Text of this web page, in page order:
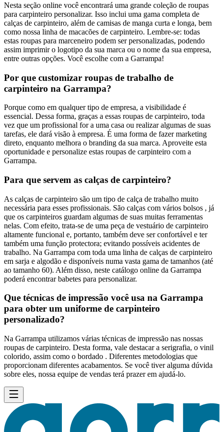
Nesta seção online você encontrará uma grande coleção de roupas
para carpinteiro personalizar. Isso inclui uma gama completa de
calças de carpinteiro, além de camisas de manga curta e longa, bem
como nossa linha de macacões de carpinteiro. Lembre-se: todas
estas roupas para marceneiro podem ser personalizadas, podendo
assim imprimir o logotipo da sua marca ou o nome da sua empresa,
entre outras opções. Você escolhe com a Garrampa!
Por que customizar roupas de trabalho de
carpinteiro na Garrampa?
Porque como em qualquer tipo de empresa, a visibilidade é
essencial. Dessa forma, graças a essas roupas de carpinteiro, toda
vez que um profissional for a uma casa ou realizar algumas de suas
tarefas, ele dará visão à empresa. É uma forma de fazer marketing
direto, enquanto melhora o branding da sua marca. Aproveite esta
oportunidade e personalize estas roupas de carpinteiro com a
Garrampa.
Para que servem as calças de carpinteiro?
As calças de carpinteiro são um tipo de calça de trabalho muito
necessária para esses profissionais. São calças com vários bolsos , já
que os carpinteiros guardam algumas de suas muitas ferramentas
nelas. Com efeito, trata-se de uma peça de vestuário de carpinteiro
altamente funcional e, portanto, também deve ser confortável e ter
também uma função protectora; evitando possíveis acidentes de
trabalho. Na Garrampa com toda uma linha de calças de carpinteiro
em sarja e algodão e disponíveis numa vasta gama de tamanhos (até
ao tamanho 60). Além disso, neste catálogo online da Garrampa
poderá encontrar babetes para personalizar.
Que técnicas de impressão você usa na Garrampa
para obter um uniforme de carpinteiro
personalizado?
Na Garrampa utilizamos várias técnicas de impressão nas nossas
roupas de carpinteiro. Desta forma, vale destacar a serigrafia, o vinil
colorido, assim como o bordado . Diferentes metodologias que
proporcionam diferentes acabamentos. Se você tiver alguma dúvida
sobre eles, nossa equipe de vendas terá prazer em ajudá-lo.